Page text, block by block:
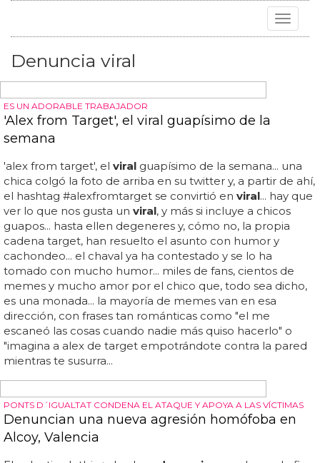
Toggle
Denuncia viral
ES UN ADORABLE TRABAJADOR
'Alex from Target', el viral guapísimo de la
semana
'alex from target', el
ver lo que nos gusta unviral, y más si incluye a chicos
guapos... hasta ellen degeneres y, cómo no, la propia
cadena target, han resuelto el asunto con humor y
cachondeo... el chaval ya ha contestado y se lo ha